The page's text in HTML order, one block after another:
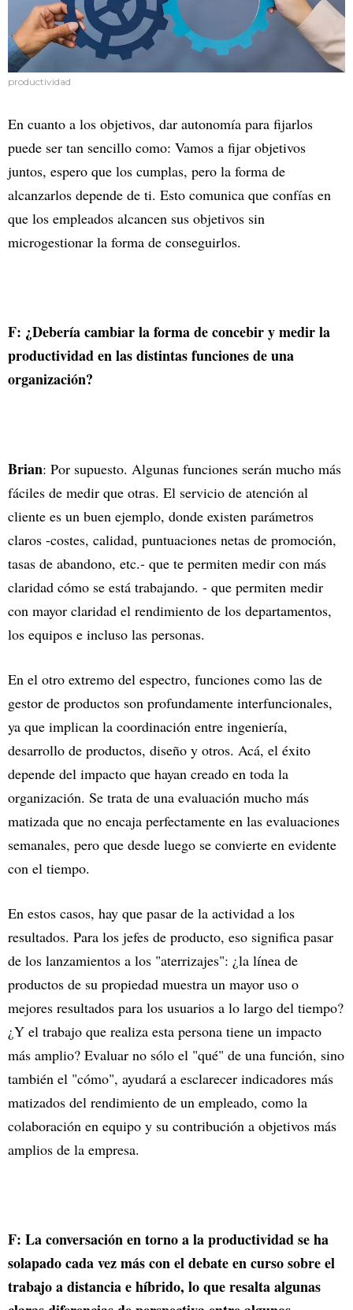
productividad
En cuanto a los objetivos, dar autonomía para fijarlos
puede ser tan sencillo como: Vamos a fijar objetivos
juntos, espero que los cumplas, pero la forma de
alcanzarlos depende de ti. Esto comunica que confías en
que los empleados alcancen sus objetivos sin
microgestionar la forma de conseguirlos.
F: ¿Debería cambiar la forma de concebir y medir la
productividad en las distintas funciones de una
organización?
Brian: Por supuesto. Algunas funciones serán mucho más
fáciles de medir que otras. El servicio de atención al
cliente es un buen ejemplo, donde existen parámetros
claros -costes, calidad, puntuaciones netas de promoción,
tasas de abandono, etc.- que te permiten medir con más
claridad cómo se está trabajando. - que permiten medir
con mayor claridad el rendimiento de los departamentos,
los equipos e incluso las personas.
En el otro extremo del espectro, funciones como las de
gestor de productos son profundamente interfuncionales,
ya que implican la coordinación entre ingeniería,
desarrollo de productos, diseño y otros. Acá, el éxito
depende del impacto que hayan creado en toda la
organización. Se trata de una evaluación mucho más
matizada que no encaja perfectamente en las evaluaciones
semanales, pero que desde luego se convierte en evidente
con el tiempo.
En estos casos, hay que pasar de la actividad a los
resultados. Para los jefes de producto, eso significa pasar
de los lanzamientos a los "aterrizajes": ¿la línea de
productos de su propiedad muestra un mayor uso o
mejores resultados para los usuarios a lo largo del tiempo?
¿Y el trabajo que realiza esta persona tiene un impacto
más amplio? Evaluar no sólo el "qué" de una función, sino
también el "cómo", ayudará a esclarecer indicadores más
matizados del rendimiento de un empleado, como la
colaboración en equipo y su contribución a objetivos más
amplios de la empresa.
F: La conversación en torno a la productividad se ha
solapado cada vez más con el debate en curso sobre el
trabajo a distancia e híbrido, lo que resalta algunas